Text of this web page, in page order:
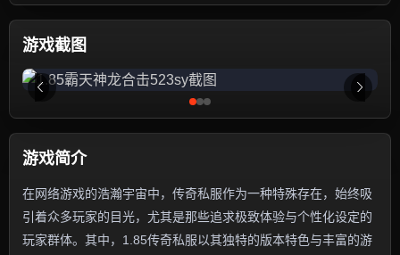
游戏截图
游戏简介
在网络游戏的浩瀚宇宙中，传奇私服作为一种特殊存在，始终吸
引着众多玩家的目光，尤其是那些追求极致体验与个性化设定的
玩家群体。其中，1.85传奇私服以其独特的版本特色与丰富的游